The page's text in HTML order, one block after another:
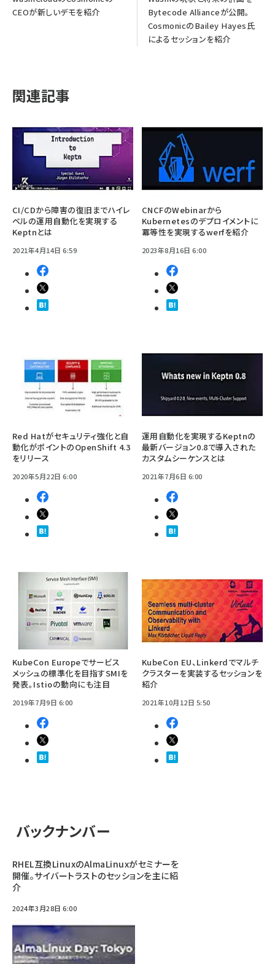
CEOが新しいデモを紹介
Bytecode Allianceが公開。
CosmonicのBailey Hayes氏
によるセッションを紹介
関連記事
CI/CDから障害の復旧までハイレ
ベルの運用自動化を実現する
Keptnとは
2021年4月14日 6:59
CNCFのWebinarから
Kubernetesのデプロイメントに
冪等性を実現するwerfを紹介
2023年8月16日 6:00
Red Hatがセキュリティ強化と自
動化がポイントのOpenShift 4.3
をリリース
2020年5月22日 6:00
運用自動化を実現するKeptnの
最新バージョン0.8で導入された
カスタムシーケンスとは
2021年7月6日 6:00
KubeCon Europeでサービス
メッシュの標準化を目指すSMIを
発表。Istioの動向にも注目
2019年7月9日 6:00
KubeCon EU、Linkerdでマルチ
クラスターを実装するセッションを
紹介
2021年10月12日 5:50
バックナンバー
RHEL互換LinuxのAlmaLinuxがセミナーを
開催。サイバートラストのセッションを主に紹
介
2024年3月28日 6:00